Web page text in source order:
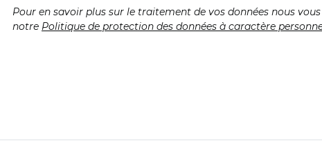
Pour en savoir plus sur le traitement de vos données nous
notre Politique de protection des données à caractère